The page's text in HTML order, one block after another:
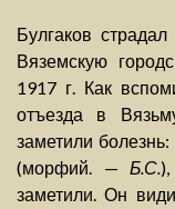
Булгаков
Вяземскую
1917 г. Как
отъезда в
заметили
(морфий. —Б.С.
заметили. Он